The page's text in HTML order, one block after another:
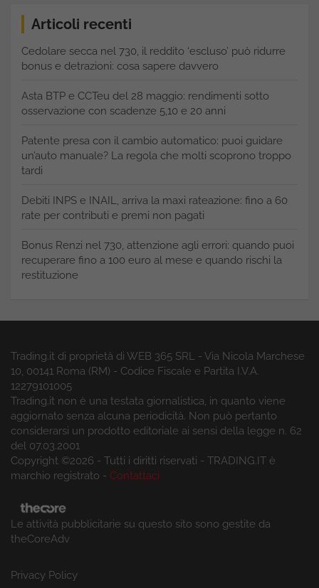
Articoli recenti
Cedolare secca nel 730, il reddito ‘escluso’ può ridurre
bonus e detrazioni: cosa sapere davvero
Asta BTP e CCTeu del 28 maggio: rendimenti sotto
osservazione con scadenze 5,10 e 20 anni
Patente presa con il cambio automatico: puoi guidare
un’auto manuale? La regola che molti scoprono troppo
tardi
Debiti INPS e INAIL, arriva la maxi rateazione: fino a 60
rate per contributi e premi non pagati
Bonus Renzi nel 730, attenzione agli errori: quando puoi
recuperare fino a 100 euro al mese e quando rischi la
restituzione
Trading.it di proprietà di WEB 365 SRL - Via Nicola Marchese
10, 00141 Roma (RM) - Codice Fiscale e Partita I.V.A.
12279101005
Trading.it non è una testata giornalistica, in quanto viene
aggiornato senza alcuna periodicità. Non può pertanto
considerarsi un prodotto editoriale ai sensi della legge n. 62
del 07.03.2001
Copyright ©2026 - Tutti i diritti riservati - TRADING.IT è
marchio registrato - Contattaci
Le attività pubblicitarie su questo sito sono gestite da
theCoreAdv
Privacy Policy